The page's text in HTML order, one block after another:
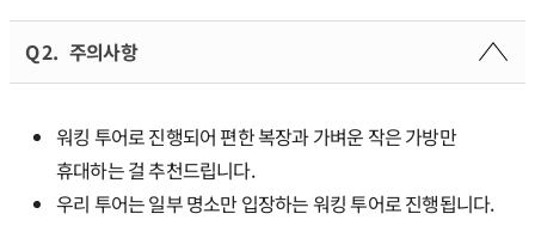
Q 2. 주의사항
워킹 투어로 진행되어 편한 복장과 가벼운 작은 가방만
휴대하는 걸 추천드립니다.
우리 투어는 일부 명소만 입장하는 워킹 투어로 진행됩니다.